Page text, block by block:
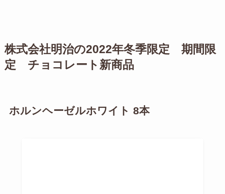
株式会社明治の2022年冬季限定 期間限
定 チョコレート新商品
ホルンヘーゼルホワイト 8本